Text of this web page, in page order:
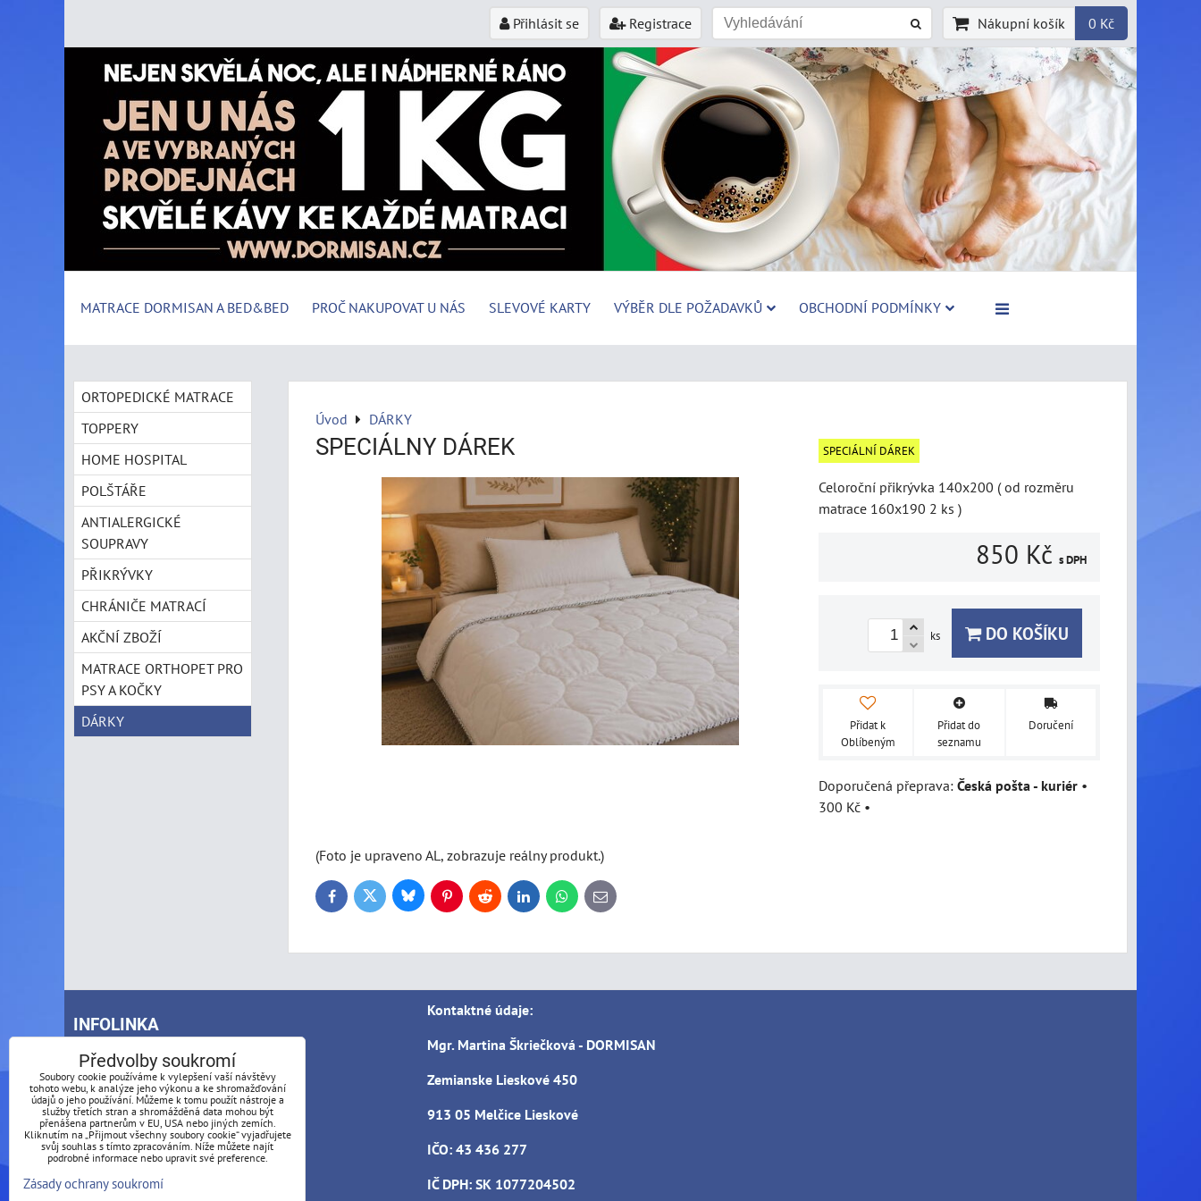
Přihlásit se Registrace Nákupní košík 0 Kč
MATRACE DORMISAN A BED&BED PROČ NAKUPOVAT U NÁS SLEVOVÉ KARTY VÝBĚR DLE POŽADAVKŮ OBCHODNÍ PODMÍNKY
Úvod DÁRKY
SPECIÁLNY DÁREK SPECIÁLNÍ DÁREK
Celoroční přikrývka 140x200 ( od rozměru
matrace 160x190 2 ks )
850 Kč s DPH
ks DO KOŠÍKU
Přidat k
Oblíbeným
Přidat do
seznamu
Doručení
Česká pošta - kuriér •
300 Kč •
(Foto je upraveno AL, zobrazuje reálny produkt.)
FacebookTwitter BlueskyPinterestReddit LinkedInWhatsApp
E-
mail
ORTOPEDICKÉ MATRACE
TOPPERY
HOME HOSPITAL
POLŠTÁŘE
ANTIALERGICKÉ
SOUPRAVY
PŘIKRÝVKY
CHRÁNIČE MATRACÍ
AKČNÍ ZBOŽÍ
MATRACE ORTHOPET PRO
PSY A KOČKY
DÁRKY
INFOLINKA
Telefon:
+420 773 488 769
+421 911 453 389
E-mail:
info@dormisan.cz
Kontaktné údaje:
Mgr. Martina Škriečková - DORMISAN
Zemianske Lieskové 450
913 05 Melčice Lieskové
IČO: 43 436 277
IČ DPH: SK 1077204502
Předvolby soukromí
Soubory cookie používáme k vylepšení vaší návštěvy
tohoto webu, k analýze jeho výkonu a ke shromažďování
údajů o jeho používání. Můžeme k tomu použít nástroje a
služby třetích stran a shromážděná data mohou být
přenášena partnerům v EU, USA nebo jiných zemích.
Kliknutím na „Přijmout všechny soubory cookie“ vyjadřujete
svůj souhlas s tímto zpracováním. Níže můžete najít
podrobné informace nebo upravit své preference.
Zásady ochrany soukromí